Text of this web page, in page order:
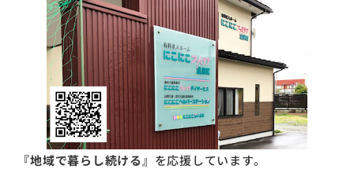
『地域で暮らし続ける』 を応援しています。